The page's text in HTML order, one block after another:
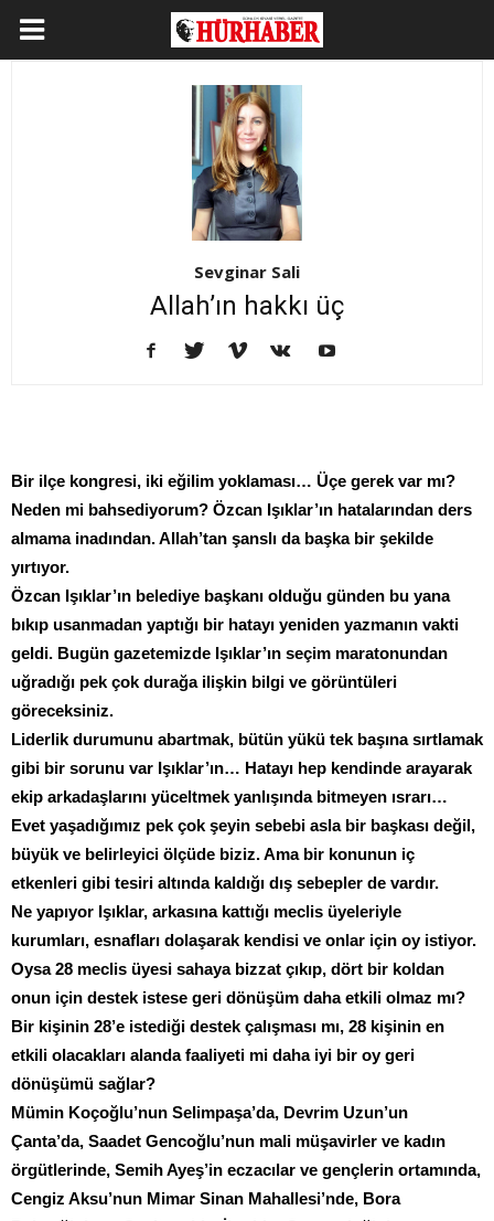
Sevginar Sali
Allah’ın hakkı üç
Bir ilçe kongresi, iki eğilim yoklaması… Üçe gerek var mı?
Neden mi bahsediyorum? Özcan Işıklar’ın hatalarından ders
almama inadından. Allah’tan şanslı da başka bir şekilde
yırtıyor.
Özcan Işıklar’ın belediye başkanı olduğu günden bu yana
bıkıp usanmadan yaptığı bir hatayı yeniden yazmanın vakti
geldi. Bugün gazetemizde Işıklar’ın seçim maratonundan
uğradığı pek çok durağa ilişkin bilgi ve görüntüleri
göreceksiniz.
Liderlik durumunu abartmak, bütün yükü tek başına sırtlamak
gibi bir sorunu var Işıklar’ın… Hatayı hep kendinde arayarak
ekip arkadaşlarını yüceltmek yanlışında bitmeyen ısrarı…
Evet yaşadığımız pek çok şeyin sebebi asla bir başkası değil,
büyük ve belirleyici ölçüde biziz. Ama bir konunun iç
etkenleri gibi tesiri altında kaldığı dış sebepler de vardır.
Ne yapıyor Işıklar, arkasına kattığı meclis üyeleriyle
kurumları, esnafları dolaşarak kendisi ve onlar için oy istiyor.
Oysa 28 meclis üyesi sahaya bizzat çıkıp, dört bir koldan
onun için destek istese geri dönüşüm daha etkili olmaz mı?
Bir kişinin 28’e istediği destek çalışması mı, 28 kişinin en
etkili olacakları alanda faaliyeti mi daha iyi bir oy geri
dönüşümü sağlar?
Mümin Koçoğlu’nun Selimpaşa’da, Devrim Uzun’un
Çanta’da, Saadet Gencoğlu’nun mali müşavirler ve kadın
örgütlerinde, Semih Ayeş’in eczacılar ve gençlerin ortamında,
Cengiz Aksu’nun Mimar Sinan Mahallesi’nde, Bora